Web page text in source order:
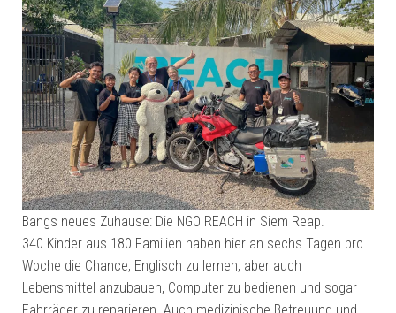
Bangs neues Zuhause: Die NGO REACH in Siem Reap.
340 Kinder aus 180 Familien haben hier an sechs Tagen pro
Woche die Chance, Englisch zu lernen, aber auch
Lebensmittel anzubauen, Computer zu bedienen und sogar